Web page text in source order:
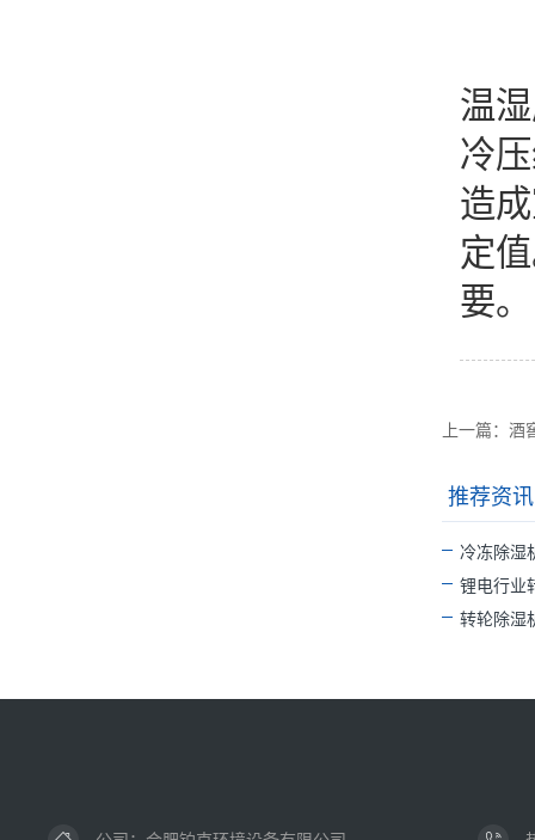
温
冷
造
定
要。
上一篇：
推荐资讯
冷冻除湿
锂电行业
转轮除湿